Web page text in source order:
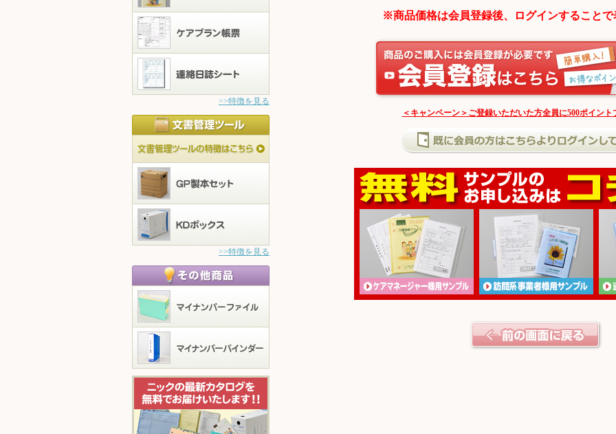
※商品価格は会員登録後、ログインすることで
＜キャンペーン＞ご登録いただいた方全員に500ポイント
>>特徴を見る
>>特徴を見る